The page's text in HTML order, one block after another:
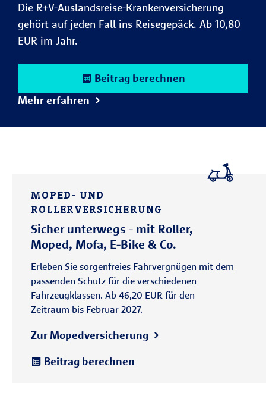
Die R+V-Auslandsreise-Krankenversicherung
gehört auf jeden Fall ins Reisegepäck. Ab 10,80
EUR im Jahr.
Beitrag berechnen
Mehr erfahren
MOPED- UND
ROLLERVERSICHERUNG
Sicher unterwegs - mit Roller,
Moped, Mofa, E-Bike & Co.
Erleben Sie sorgenfreies Fahrvergnügen mit dem
passenden Schutz für die verschiedenen
Fahrzeugklassen. Ab 46,20 EUR für den
Zeitraum bis Februar 2027.
Zur Mopedversicherung
Beitrag berechnen